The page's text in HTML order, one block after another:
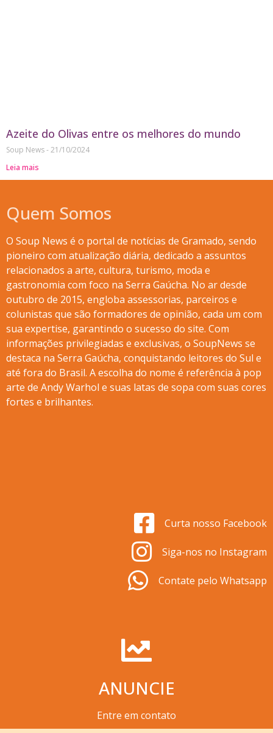
Azeite do Olivas entre os melhores do mundo
Soup News 21/10/2024
Leia mais
Quem Somos
O Soup News é o portal de notícias de Gramado, sendo
pioneiro com atualização diária, dedicado a assuntos
relacionados a arte, cultura, turismo, moda e
gastronomia com foco na Serra Gaúcha. No ar desde
outubro de 2015, engloba assessorias, parceiros e
colunistas que são formadores de opinião, cada um com
sua expertise, garantindo o sucesso do site. Com
informações privilegiadas e exclusivas, o SoupNews se
destaca na Serra Gaúcha, conquistando leitores do Sul e
até fora do Brasil. A escolha do nome é referência à pop
arte de Andy Warhol e suas latas de sopa com suas cores
fortes e brilhantes.
Curta nosso Facebook
Siga-nos no Instagram
Contate pelo Whatsapp
ANUNCIE
Entre em contato